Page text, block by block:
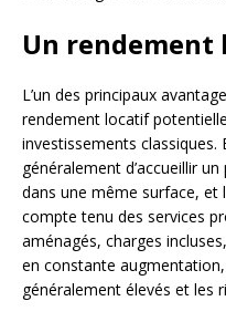
Un
L’un des principaux
rendement locatif
investissements
généralement d’accueillir
dans une même surface, et
compte tenu des services
aménagés, charges
en constante
généralement élevés et les